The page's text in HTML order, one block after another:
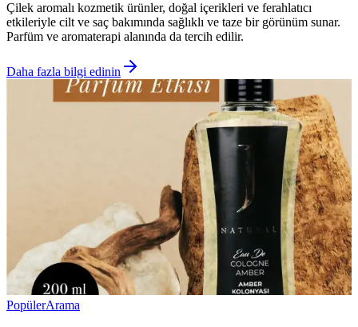
Çilek aromalı kozmetik ürünler, doğal içerikleri ve ferahlatıcı
etkileriyle cilt ve saç bakımında sağlıklı ve taze bir görünüm sunar.
Parfüm ve aromaterapi alanında da tercih edilir.
Daha fazla bilgi edinin
PopülerArama